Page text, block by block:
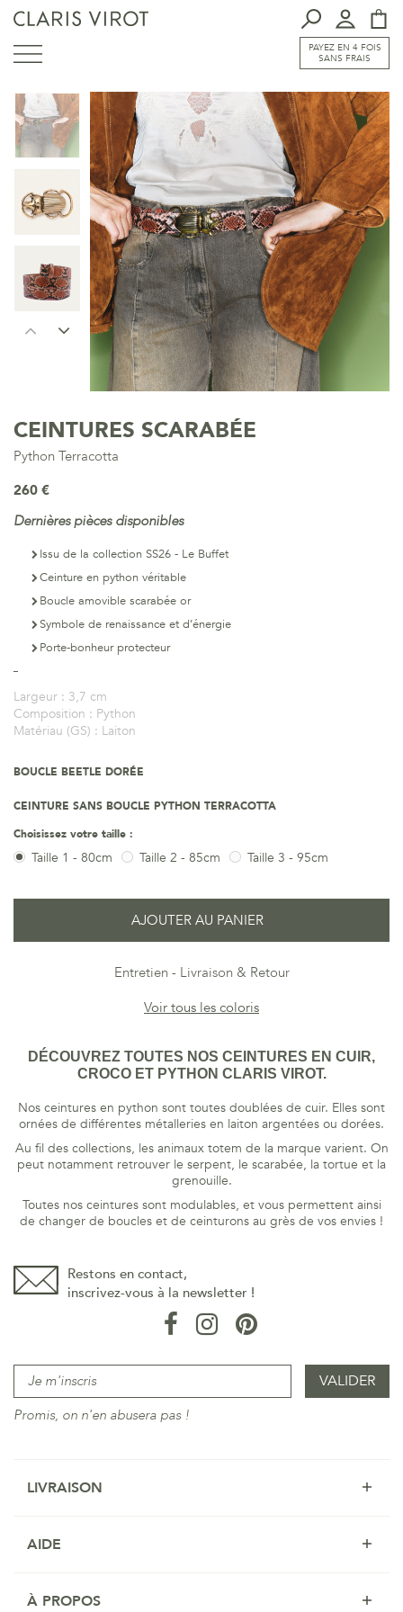
PAYEZ EN 4 FOIS
SANS FRAIS
CEINTURES SCARABÉE
Python Terracotta
260 €
Dernières pièces disponibles
Issu de la collection SS26 - Le Buffet
Ceinture en python véritable
Boucle amovible scarabée or
Symbole de renaissance et d’énergie
Porte-bonheur protecteur
Largeur : 3,7 cm
Composition : Python
Matériau (GS) : Laiton
BOUCLE BEETLE DORÉE
CEINTURE SANS BOUCLE PYTHON TERRACOTTA
Choisissez votre taille :
Taille 1 - 80cm Taille 2 - 85cm Taille 3 - 95cm
AJOUTER AU PANIER
Entretien
Livraison & Retour
Voir tous les coloris
DÉCOUVREZ TOUTES NOS CEINTURES EN CUIR,
CROCO ET PYTHON CLARIS VIROT.
Nos ceintures en python sont toutes doublées de cuir. Elles sont
ornées de différentes métalleries en laiton argentées ou dorées.
Au fil des collections, les animaux totem de la marque varient. On
peut notamment retrouver le serpent, le scarabée, la tortue et la
grenouille.
Toutes nos ceintures sont modulables, et vous permettent ainsi
de changer de boucles et de ceinturons au grès de vos envies !
Restons en contact,
inscrivez-vous à la newsletter !
Promis, on n'en abusera pas !
LIVRAISON
AIDE
À PROPOS